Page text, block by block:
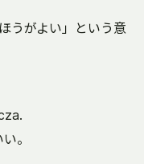
うがよい」という意
。